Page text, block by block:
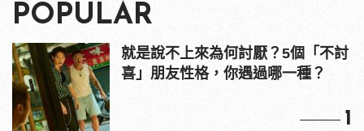
POPULAR
就是說不上來為何討厭？5個「不討
喜」朋友性格，你遇過哪一種？
1